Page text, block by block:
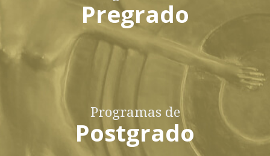
Pregrado
Programas de
Postgrado